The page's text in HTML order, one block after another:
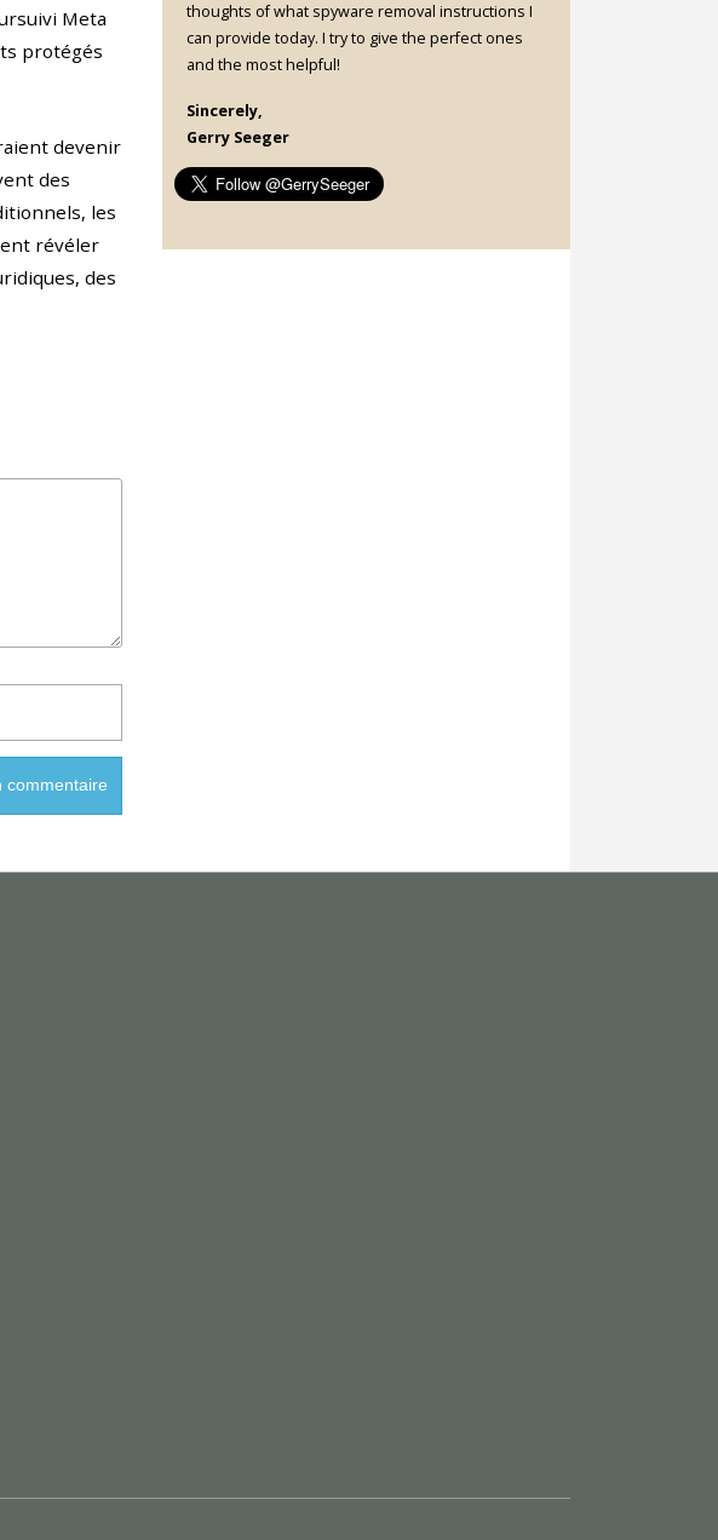
Meta
protégés
devenir
des
les
révéler
des
thoughts of what spyware removal instructions I
can provide today. I try to give the perfect ones
and the most helpful!
Sincerely,
Gerry Seeger